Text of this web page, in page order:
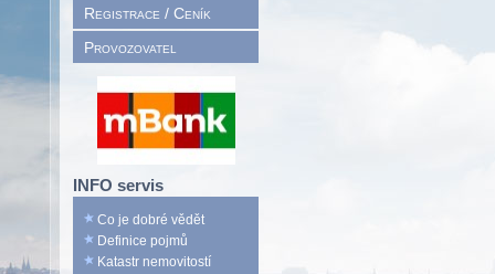
Registrace / Ceník
Provozovatel
INFO servis
Co je dobré vědět
Definice pojmů
Katastr nemovitostí